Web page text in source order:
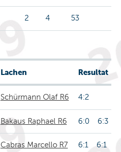
2 4 53
Lachen Resultat
Schürmann Olaf R6 4:2
Bakaus Raphael R6 6:0 6:3
Cabras Marcello R7 6:1 6:1